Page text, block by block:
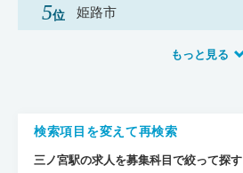
姫路市
もっと見る
検索項目を変えて再検索
三ノ宮駅の求人を募集科目で絞って探す